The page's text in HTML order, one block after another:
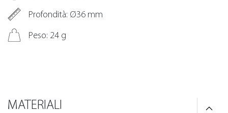
Profondità: Ø36 mm
Peso: 24 g
MATERIALI